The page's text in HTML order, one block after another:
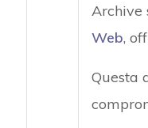
Archive
Web,
Questa